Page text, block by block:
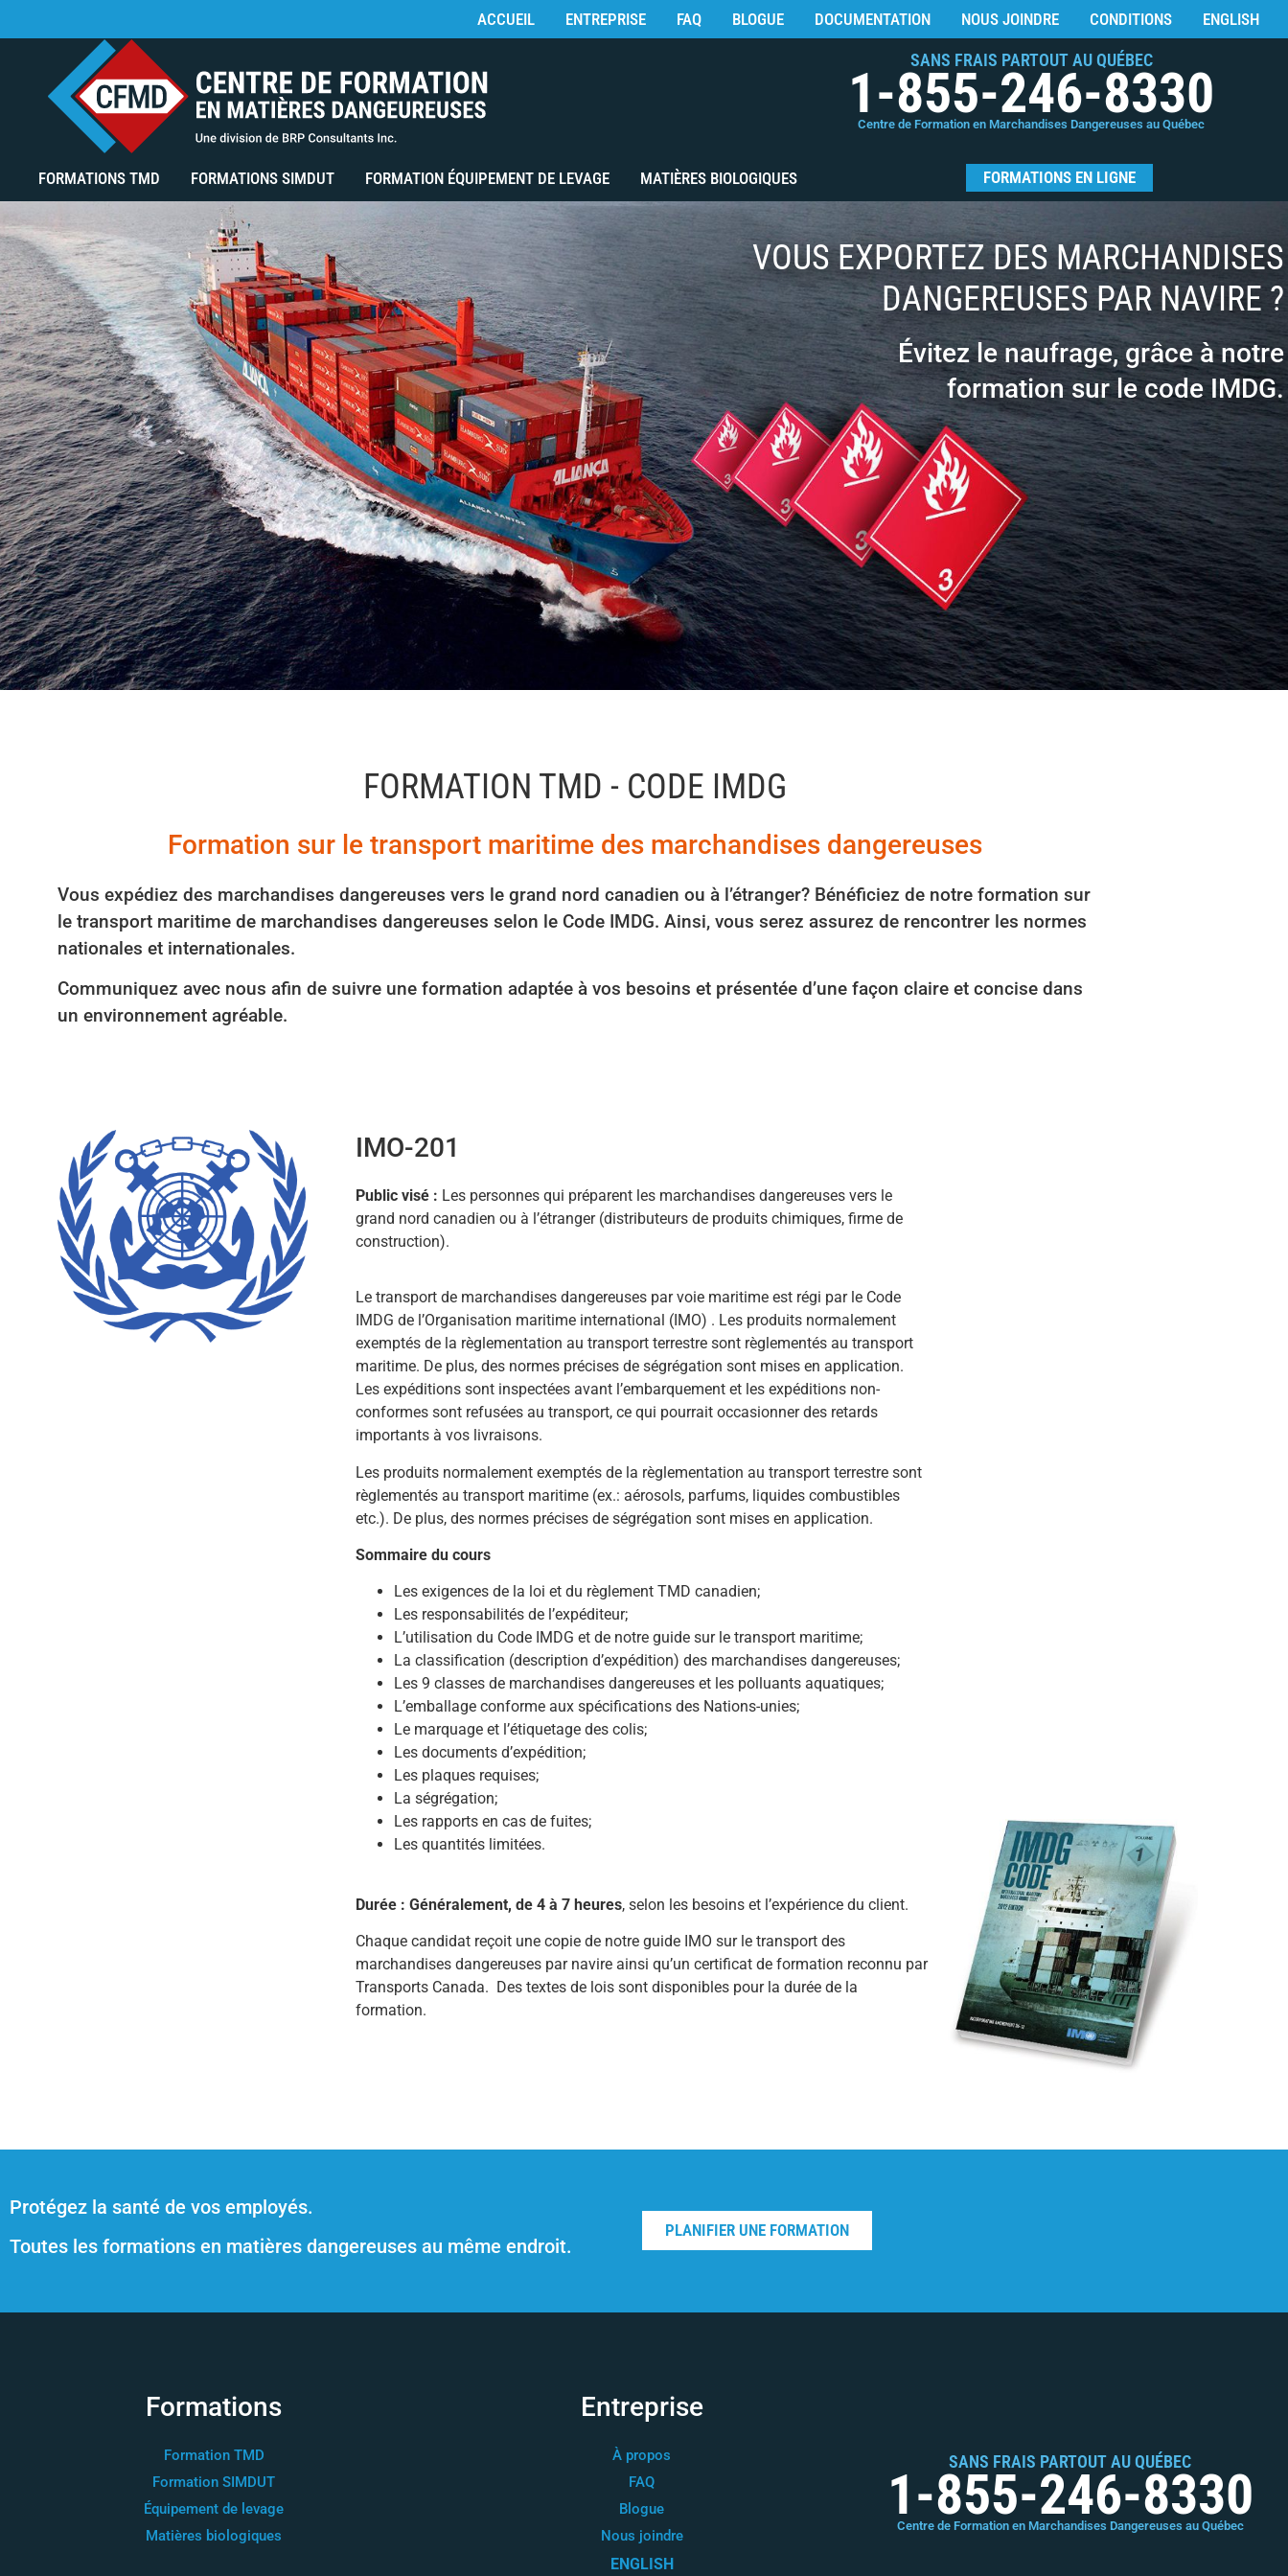
ACCUEIL ENTREPRISE FAQ BLOGUE DOCUMENTATION NOUS JOINDRE CONDITIONS ENGLISH
SANS FRAIS PARTOUT AU QUÉBEC
1-855-246-8330
Centre de Formation en Marchandises Dangereuses au Québec
FORMATIONS TMD FORMATIONS SIMDUT FORMATION ÉQUIPEMENT DE LEVAGE MATIÈRES BIOLOGIQUES FORMATIONS EN LIGNE
VOUS EXPORTEZ DES MARCHANDISES
DANGEREUSES PAR NAVIRE ?
Évitez le naufrage, grâce à notre
formation sur le code IMDG.
FORMATION TMD - CODE IMDG
Formation sur le transport maritime des marchandises dangereuses
Vous expédiez des marchandises dangereuses vers le grand nord canadien ou à l’étranger? Bénéficiez de notre formation sur
le transport maritime de marchandises dangereuses selon le Code IMDG. Ainsi, vous serez assurez de rencontrer les normes
nationales et internationales.
Communiquez avec nous afin de suivre une formation adaptée à vos besoins et présentée d’une façon claire et concise dans
un environnement agréable.
IMO-201
Public visé : Les personnes qui préparent les marchandises dangereuses vers le
grand nord canadien ou à l’étranger (distributeurs de produits chimiques, firme de
construction).
Le transport de marchandises dangereuses par voie maritime est régi par le Code
IMDG de l’Organisation maritime international (IMO) . Les produits normalement
exemptés de la règlementation au transport terrestre sont règlementés au transport
maritime. De plus, des normes précises de ségrégation sont mises en application.
Les expéditions sont inspectées avant l’embarquement et les expéditions non-
conformes sont refusées au transport, ce qui pourrait occasionner des retards
importants à vos livraisons.
Les produits normalement exemptés de la règlementation au transport terrestre sont
règlementés au transport maritime (ex.: aérosols, parfums, liquides combustibles
etc.). De plus, des normes précises de ségrégation sont mises en application.
Sommaire du cours
Les exigences de la loi et du règlement TMD canadien;
Les responsabilités de l’expéditeur;
L’utilisation du Code IMDG et de notre guide sur le transport maritime;
La classification (description d’expédition) des marchandises dangereuses;
Les 9 classes de marchandises dangereuses et les polluants aquatiques;
L’emballage conforme aux spécifications des Nations-unies;
Le marquage et l’étiquetage des colis;
Les documents d’expédition;
Les plaques requises;
La ségrégation;
Les rapports en cas de fuites;
Les quantités limitées.
Durée : Généralement, de 4 à 7 heures, selon les besoins et l’expérience du client.
Chaque candidat reçoit une copie de notre guide IMO sur le transport des
marchandises dangereuses par navire ainsi qu’un certificat de formation reconnu par
Transports Canada. Des textes de lois sont disponibles pour la durée de la
formation.
Protégez la santé de vos employés.
Toutes les formations en matières dangereuses au même endroit.
PLANIFIER UNE FORMATION
Formations
Formation TMD
Formation SIMDUT
Équipement de levage
Matières biologiques
Entreprise
À propos
FAQ
Blogue
Nous joindre
ENGLISH
SANS FRAIS PARTOUT AU QUÉBEC
1-855-246-8330
Centre de Formation en Marchandises Dangereuses au Québec